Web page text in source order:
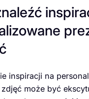
inspiracji na
może być